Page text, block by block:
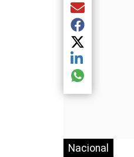
Nacional
Compartir el
Compartir el
Compartir el
Compartir el
Compartir el